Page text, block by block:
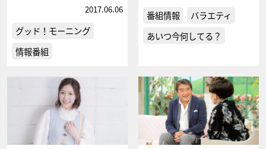
2017.06.06
グッド！モーニング
情報番組
番組情報
バラエティ
あいつ今何してる？